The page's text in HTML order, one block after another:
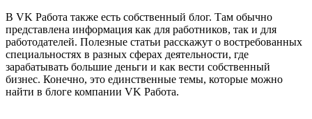
В VK Работа также есть собственный блог. Там обычно
представлена информация как для работников, так и для
работодателей. Полезные статьи расскажут о востребованных
специальностях в разных сферах деятельности, где
зарабатывать большие деньги и как вести собственный
бизнес. Конечно, это единственные темы, которые можно
найти в блоге компании VK Работа.